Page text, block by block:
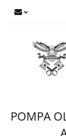
POMPA